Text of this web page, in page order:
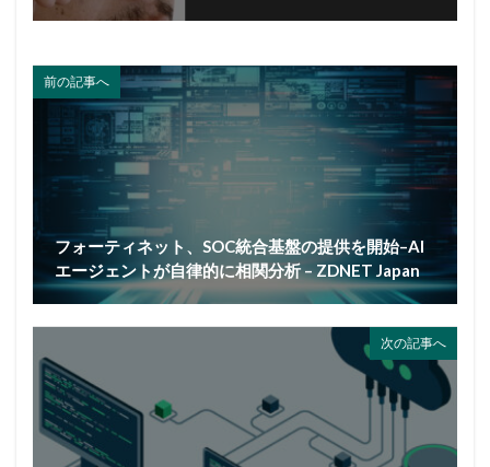
前の記事へ
フォーティネット、SOC統合基盤の提供を開始–AI
エージェントが自律的に相関分析 – ZDNET Japan
次の記事へ